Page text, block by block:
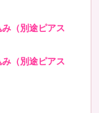
（別途ピアス
（別途ピアス